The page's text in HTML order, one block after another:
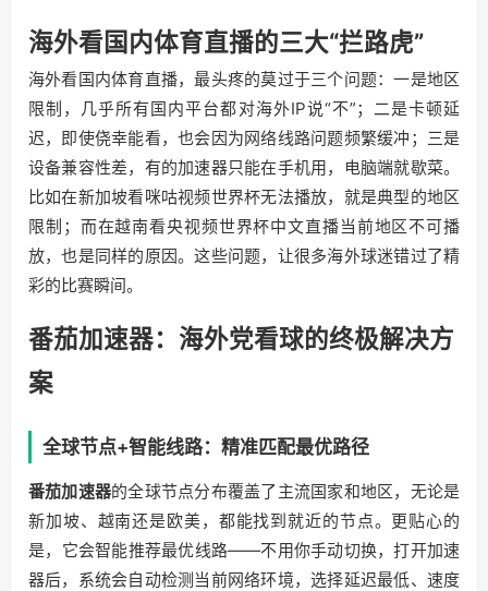
海外看国内体育直播的三大“拦路虎”
海外看国内体育直播，最头疼的莫过于三个问题：一是地区
限制，几乎所有国内平台都对海外IP说“不”；二是卡顿延
迟，即使侥幸能看，也会因为网络线路问题频繁缓冲；三是
设备兼容性差，有的加速器只能在手机用，电脑端就歇菜。
比如在新加坡看咪咕视频世界杯无法播放，就是典型的地区
限制；而在越南看央视频世界杯中文直播当前地区不可播
放，也是同样的原因。这些问题，让很多海外球迷错过了精
彩的比赛瞬间。
番茄加速器：海外党看球的终极解决方
案
全球节点+智能线路：精准匹配最优路径
番茄加速器的全球节点分布覆盖了主流国家和地区，无论是
新加坡、越南还是欧美，都能找到就近的节点。更贴心的
是，它会智能推荐最优线路——不用你手动切换，打开加速
器后，系统会自动检测当前网络环境，选择延迟最低、速度